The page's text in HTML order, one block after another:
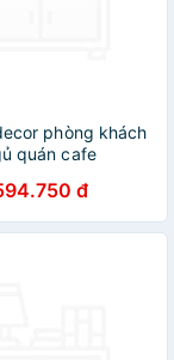
phòng khách
quán cafe
BH 24
đ